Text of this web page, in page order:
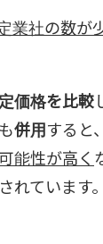
業社の数が
価格を比較
併用すると、
能性が高く
れています。